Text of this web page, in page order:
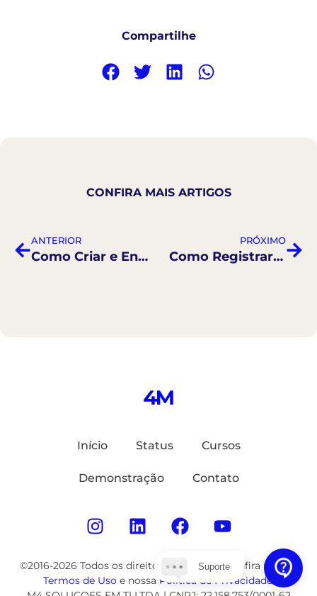
Compartilhe
CONFIRA MAIS ARTIGOS
ANTERIOR
Como Criar e Enviar Formulários Online
PRÓXIMO
Como Registrar e Acompanhar Indicações
Início Status Cursos
Demonstração Contato
©2016-2026 Todos os direitos reservados. Confira nossos
Termos de Usoe nossa Política de Privacidade
Suporte